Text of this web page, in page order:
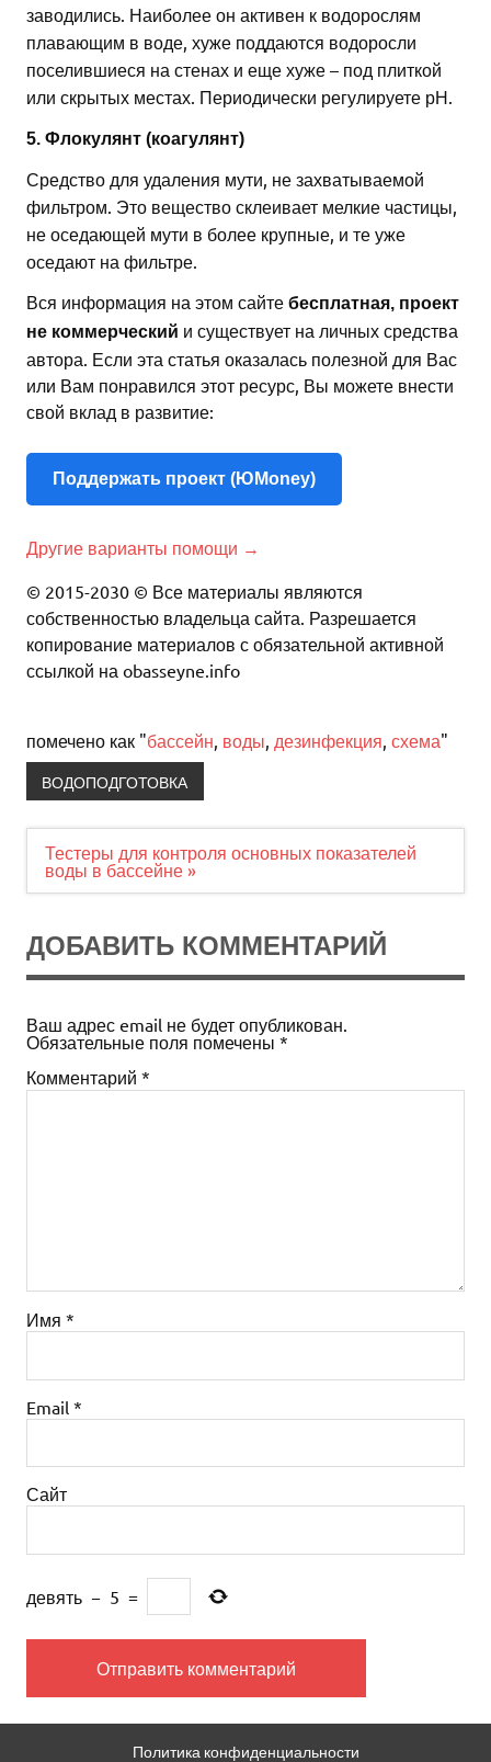
заводились. Наиболее он активен к водорослям
плавающим в воде, хуже поддаются водоросли
поселившиеся на стенах и еще хуже – под плиткой
или скрытых местах. Периодически регулируете рН.
5. Флокулянт (коагулянт)
Средство для удаления мути, не захватываемой
фильтром. Это вещество склеивает мелкие частицы,
не оседающей мути в более крупные, и те уже
оседают на фильтре.
Вся информация на этом сайте бесплатная, проект
не коммерческий и существует на личных средства
автора. Если эта статья оказалась полезной для Вас
или Вам понравился этот ресурс, Вы можете внести
свой вклад в развитие:
Поддержать проект (ЮMoney)
Другие варианты помощи →
© 2015-2030 © Все материалы являются
собственностью владельца сайта. Разрешается
копирование материалов с обязательной активной
ссылкой на obasseyne.info
помечено как "бассейн воды дезинфекция схема"
ВОДОПОДГОТОВКА
Навигация
по
записям
Тестеры для контроля основных показателей
воды в бассейне »
ДОБАВИТЬ КОММЕНТАРИЙ
Ваш адрес email не будет опубликован.
Обязательные поля помечены *
Комментарий *
Имя *
Email *
Сайт
девять − 5 =
Политика конфиденциальности